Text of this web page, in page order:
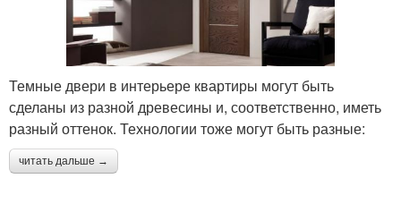
Темные двери в интерьере квартиры могут быть
сделаны из разной древесины и, соответственно, иметь
разный оттенок. Технологии тоже могут быть разные:
читать дальше →